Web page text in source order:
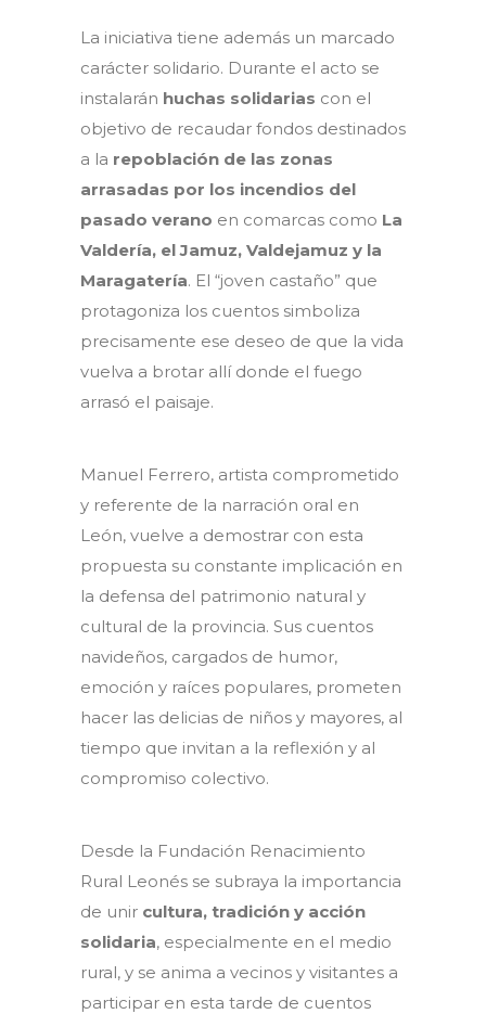
La iniciativa tiene además un marcado
carácter solidario. Durante el acto se
instalarán huchas solidarias con el
objetivo de recaudar fondos destinados
a la repoblación de las zonas
arrasadas por los incendios del
pasado verano en comarcas como La
Valdería, el Jamuz, Valdejamuz y la
Maragatería. El “joven castaño” que
protagoniza los cuentos simboliza
precisamente ese deseo de que la vida
vuelva a brotar allí donde el fuego
arrasó el paisaje.
Manuel Ferrero, artista comprometido
y referente de la narración oral en
León, vuelve a demostrar con esta
propuesta su constante implicación en
la defensa del patrimonio natural y
cultural de la provincia. Sus cuentos
navideños, cargados de humor,
emoción y raíces populares, prometen
hacer las delicias de niños y mayores, al
tiempo que invitan a la reflexión y al
compromiso colectivo.
Desde la Fundación Renacimiento
Rural Leonés se subraya la importancia
de unir cultura, tradición y acción
solidaria, especialmente en el medio
rural, y se anima a vecinos y visitantes a
participar en esta tarde de cuentos